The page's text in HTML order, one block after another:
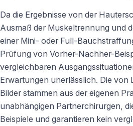
Da die Ergebnisse von der
Ausmaß der Muskeltrennung und
einer Mini- oder Full-
Prüfung von Vorher-Nachher-
vergleichbaren
Erwartungen unerlässlich. Die von
Bilder stammen aus der eigenen
unabhängigen Partnerchirurgen,
Beispiele und garantieren kein